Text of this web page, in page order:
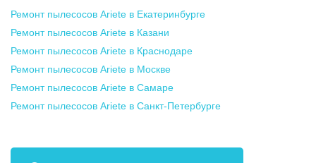
Ремонт пылесосов Ariete в Екатеринбурге
Ремонт пылесосов Ariete в Казани
Ремонт пылесосов Ariete в Краснодаре
Ремонт пылесосов Ariete в Москве
Ремонт пылесосов Ariete в Самаре
Ремонт пылесосов Ariete в Санкт-Петербурге